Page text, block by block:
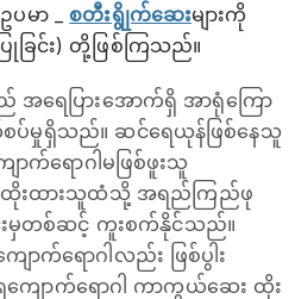
ပမာ _ စတီးရွိုက်ဆေးများကို
ခြင်း) တို့ဖြစ်ကြသည်။
ရေပြားအောက်ရှိ အာရုံကြော
က်စပ်မှုရှိသည်။ ဆင်ရေယုန်ဖြစ်နေသူ
က်ရောဂါမဖြစ်ဖူးသူ
းထားသူထံသို့ အရည်ကြည်ဖု
မှတစ်ဆင့် ကူးစက်နိုင်သည်။
က်ရောဂါလည်း ဖြစ်ပွါး
ျောက်ရောဂါ ကာကွယ်ဆေး ထိုး